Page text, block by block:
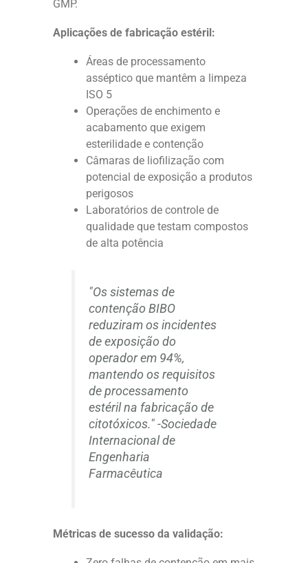
GMP.
Aplicações de fabricação estéril:
Áreas de processamento
asséptico que mantêm a limpeza
ISO 5
Operações de enchimento e
acabamento que exigem
esterilidade e contenção
Câmaras de liofilização com
potencial de exposição a produtos
perigosos
Laboratórios de controle de
qualidade que testam compostos
de alta potência
"Os sistemas de
contenção BIBO
reduziram os incidentes
de exposição do
operador em 94%,
mantendo os requisitos
de processamento
estéril na fabricação de
citotóxicos." -Sociedade
Internacional de
Engenharia
Farmacêutica
Métricas de sucesso da validação: